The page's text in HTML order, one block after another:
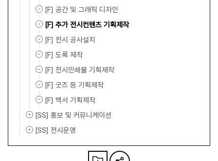
[F] 공간 및 그래픽 디자인
[F] 추가 전시컨텐츠 기획제작
[F] 전시 공사설치
[F] 도록 제작
[F] 전시인쇄물 기획제작
[F] 굿즈 등 기획제작
[F] 백서 기획제작
[SS] 홍보 및 커뮤니케이션
[SS] 전시운영